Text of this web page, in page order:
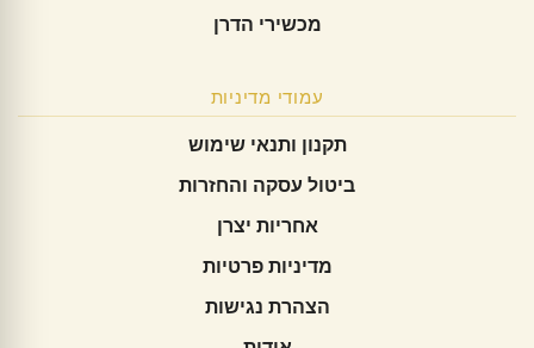
מכשירי הדרן
עמודי מדיניות
תקנון ותנאי שימוש
ביטול עסקה והחזרות
אחריות יצרן
מדיניות פרטיות
הצהרת נגישות